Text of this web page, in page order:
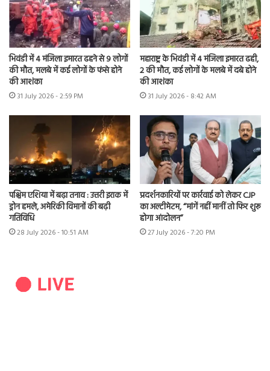
भिवंडी में 4 मंजिला इमारत ढहने से 9 लोगों
की मौत, मलबे में कई लोगों के फंसे होने
की आशंका
31 July 2026 - 2:59 PM
महाराष्ट्र के भिवंडी में 4 मंजिला इमारत ढही,
2 की मौत, कई लोगों के मलबे में दबे होने
की आशंका
31 July 2026 - 8:42 AM
पश्चिम एशिया में बढ़ा तनाव : उत्तरी इराक में
ड्रोन हमले, अमेरिकी विमानों की बढ़ी
गतिविधि
28 July 2026 - 10:51 AM
प्रदर्शनकारियों पर कार्रवाई को लेकर CJP
का अल्टीमेटम, “मांगें नहीं मानीं तो फिर शुरू
होगा आंदोलन”
27 July 2026 - 7:20 PM